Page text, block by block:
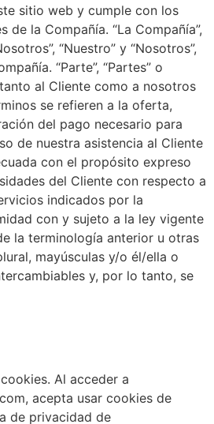
sitio web y cumple con los
de la Compañía. “La Compañía”,
“Nuestro” y “Nosotros”,
“Parte”, “Partes” o
al Cliente como a nosotros
se refieren a la oferta,
del pago necesario para
de nuestra asistencia al Cliente
con el propósito expreso
del Cliente con respecto a
indicados por la
con y sujeto a la ley vigente
la terminología anterior u otras
mayúsculas y/o él/ella o
y, por lo tanto, se
Al acceder a
acepta usar cookies de
de privacidad de